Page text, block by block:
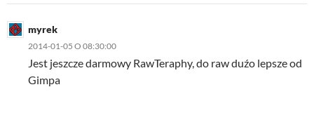
myrek
2014-01-05 O 08:30:00
Jest jeszcze darmowy RawTeraphy, do raw duźo lepsze od
Gimpa